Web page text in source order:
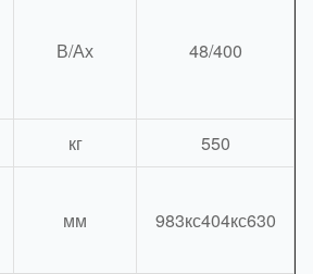
В/Ах 48/400
кг
550
мм 983кс404кс630